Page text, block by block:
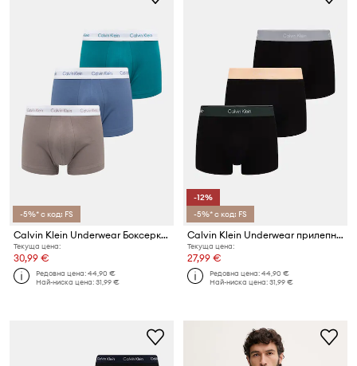
-5%* с код: FS
Calvin Klein Underwear Боксерки мъжки от памук с еластан 3 броя
Текуща цена:
30,99 €
Редовна цена:44,90 €
Най-ниска цена:31,99 €
-12%
-5%* с код: FS
Calvin Klein Underwear прилепнали боксерки мъжки 3 броя
Текуща цена:
27,99 €
Редовна цена:44,90 €
Най-ниска цена:31,99 €